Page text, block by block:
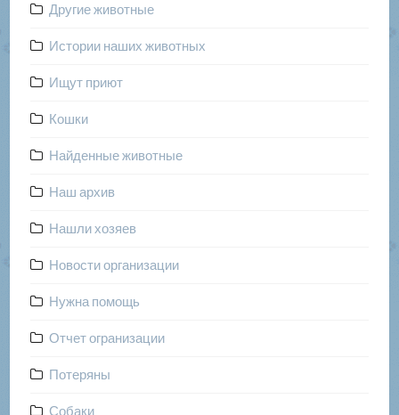
Другие животные
Истории наших животных
Ищут приют
Кошки
Найденные животные
Наш архив
Нашли хозяев
Новости организации
Нужна помощь
Отчет огранизации
Потеряны
Собаки